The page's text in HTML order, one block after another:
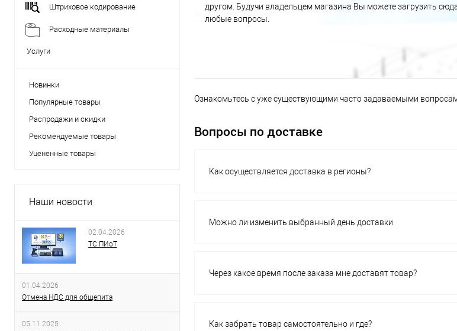
Штриховое кодирование
Расходные материалы
Услуги
Новинки
Популярные товары
Распродажи и скидки
Рекомендуемые товары
Уцененные товары
Наши новости
02.04.2026
ТС ПИоТ
01.04.2026
Отмена НДС для общепита
05.11.2025
другом. Будучи владельцем магазина Вы можете загрузить
любые вопросы.
Ознакомьтесь с уже существующими часто задаваемыми
Вопросы по доставке
Как осуществляется доставка в регионы?
Можно ли изменить выбранный день доставки
Через какое время после заказа мне доставят товар?
Как забрать товар самостоятельно и где?